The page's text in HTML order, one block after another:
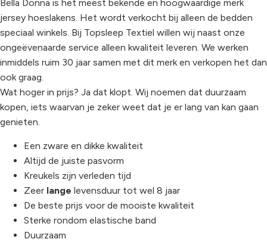
Bella Donna is het meest bekende en hoogwaardige merk
jersey hoeslakens. Het wordt verkocht bij alleen de bedden
speciaal winkels. Bij Topsleep Textiel willen wij naast onze
ongeëvenaarde service alleen kwaliteit leveren. We werken
inmiddels ruim 30 jaar samen met dit merk en verkopen het dan
ook graag.
Wat hoger in prijs? Ja dat klopt. Wij noemen dat duurzaam
kopen, iets waarvan je zeker weet dat je er lang van kan gaan
genieten.
Een zware en dikke kwaliteit
Altijd de juiste pasvorm
Kreukels zijn verleden tijd
Zeer lange levensduur tot wel 8 jaar
De beste prijs voor de mooiste kwaliteit
Sterke rondom elastische band
Duurzaam